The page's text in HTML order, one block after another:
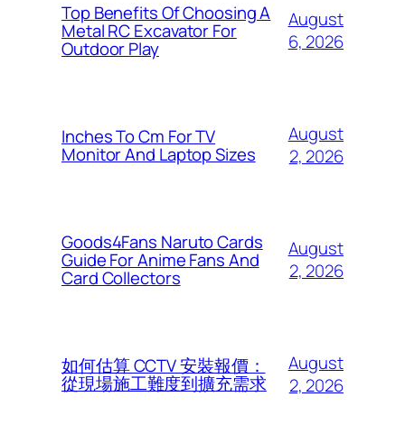
Top Benefits Of Choosing A
Metal RC Excavator For
Outdoor Play
August
6, 2026
Inches To Cm For TV
Monitor And Laptop Sizes
August
2, 2026
Goods4Fans Naruto Cards
Guide For Anime Fans And
Card Collectors
August
2, 2026
如何估算 CCTV 安裝報價：
從現場施工難度到擴充需求
August
2, 2026